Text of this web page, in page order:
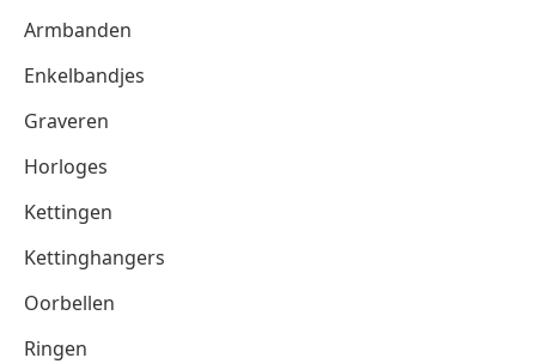
Armbanden
Enkelbandjes
Graveren
Horloges
Kettingen
Kettinghangers
Oorbellen
Ringen